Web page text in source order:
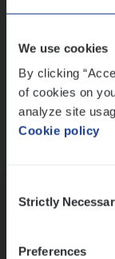
We use cookies
By clicking
of cookies on
analyze site
Cookie policy
Selection
Strictly
Preferences